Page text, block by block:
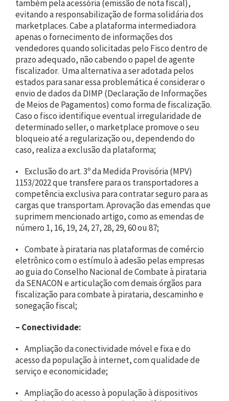
também pela acessória (emissão de nota fiscal),
evitando a responsabilização de forma solidária dos
marketplaces. Cabe a plataforma intermediadora
apenas o fornecimento de informações dos
vendedores quando solicitadas pelo Fisco dentro de
prazo adequado, não cabendo o papel de agente
fiscalizador. Uma alternativa a ser adotada pelos
estados para sanar essa problemática é considerar o
envio de dados da DIMP (Declaração de Informações
de Meios de Pagamentos) como forma de fiscalização.
Caso o fisco identifique eventual irregularidade de
determinado seller, o marketplace promove o seu
bloqueio até a regularização ou, dependendo do
caso, realiza a exclusão da plataforma;
• Exclusão do art. 3º da Medida Provisória (MPV)
1153/2022 que transfere para os transportadores a
competência exclusiva para contratar seguro para as
cargas que transportam. Aprovação das emendas que
suprimem mencionado artigo, como as emendas de
número 1, 16, 19, 24, 27, 28, 29, 60 ou 87;
• Combate à pirataria nas plataformas de comércio
eletrônico com o estímulo à adesão pelas empresas
ao guia do Conselho Nacional de Combate à pirataria
da SENACON e articulação com demais órgãos para
fiscalização para combate à pirataria, descaminho e
sonegação fiscal;
– Conectividade:
• Ampliação da conectividade móvel e fixa e do
acesso da população à internet, com qualidade de
serviço e economicidade;
• Ampliação do acesso à população à dispositivos